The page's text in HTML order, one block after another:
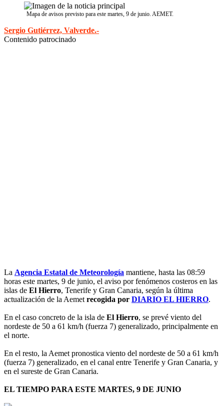
Mapa de avisos previsto para este martes, 9 de junio. AEMET.
Sergio Gutiérrez, Valverde.-
Contenido patrocinado
La Agencia Estatal de Meteorología mantiene, hasta las 08:59
horas este martes, 9 de junio, el aviso por fenómenos costeros en las
islas de El Hierro, Tenerife y Gran Canaria, según la última
actualización de la Aemet recogida por DIARIO EL HIERRO.
En el caso concreto de la isla de El Hierro, se prevé viento del
nordeste de 50 a 61 km/h (fuerza 7) generalizado, principalmente en
el norte.
En el resto, la Aemet pronostica viento del nordeste de 50 a 61 km/h
(fuerza 7) generalizado, en el canal entre Tenerife y Gran Canaria, y
en el sureste de Gran Canaria.
EL TIEMPO PARA ESTE MARTES, 9 DE JUNIO